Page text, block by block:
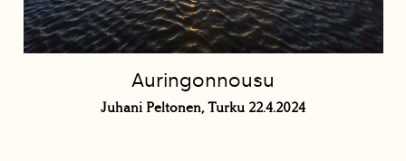
Auringonnousu
Juhani Peltonen, Turku 22.4.2024